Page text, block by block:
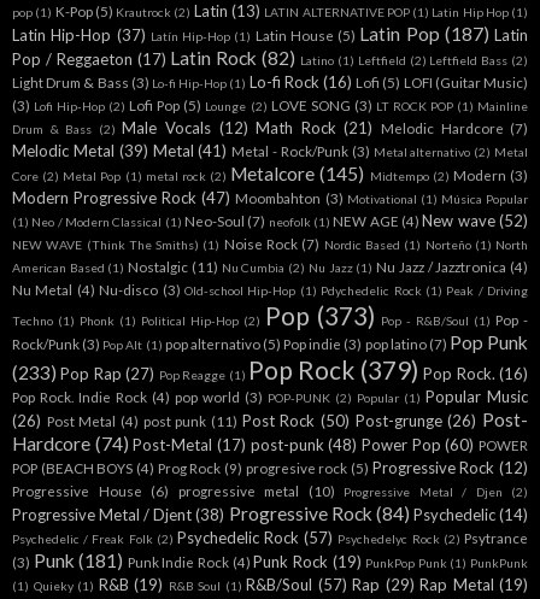
pop (1) K-Pop (5) Krautrock (2) Latin (13) LATIN ALTERNATIVE POP (1) Latin Hip Hop (1)
Latin Hip-Hop (37) Latín Hip-Hop (1) Latin House (5) Latin Pop (187) Latin
Pop / Reggaeton (17) Latin Rock (82) Latino (1) Leftfield (2) Leftfield Bass (2)
Light Drum & Bass (3) Lo-fi Hip-Hop (1) Lo-fi Rock (16) Lofi (5) LOFI (Guitar Music)
(3) Lofi Hip-Hop (2) Lofi Pop (5) Lounge (2) LOVE SONG (3) LT ROCK POP (1) Mainline
Drum & Bass (2) Male Vocals (12) Math Rock (21) Melodic Hardcore (7)
Melodic Metal (39) Metal (41) Metal - Rock/Punk (3) Metal alternativo (2) Metal
Core (2) Metal Pop (1) metal rock (2) Metalcore (145) Midtempo (2) Modern (3)
Modern Progressive Rock (47) Moombahton (3) Motivational (1) Música Popular
(1) Neo / Modern Classical (1) Neo-Soul (7) neofolk (1) NEW AGE (4) New wave (52)
NEW WAVE (Think The Smiths) (1) Noise Rock (7) Nordic Based (1) Norteño (1) North
American Based (1) Nostalgic (11) Nu Cumbia (2) Nu Jazz (1) Nu Jazz / Jazztronica (4)
Nu Metal (4) Nu-disco (3) Old-school Hip-Hop (1) Pdychedelic Rock (1) Peak / Driving
Techno (1) Phonk (1) Political Hip-Hop (2) Pop (373) Pop - R&B/Soul (1) Pop -
Rock/Punk (3) Pop Alt (1) pop alternativo (5) Pop indie (3) pop latino (7) Pop Punk
(233) Pop Rap (27) Pop Reagge (1) Pop Rock (379) Pop Rock. (16)
Pop Rock. Indie Rock (4) pop world (3) POP-PUNK (2) Popular (1) Popular Music
(26) Post Metal (4) post punk (11) Post Rock (50) Post-grunge (26) Post-
Hardcore (74) Post-Metal (17) post-punk (48) Power Pop (60) POWER
POP (BEACH BOYS (4) Prog Rock (9) progresive rock (5) Progressive Rock (12)
Progressive House (6) progressive metal (10) Progressive Metal / Djen (2)
Progressive Metal / Djent (38) Progressive Rock (84) Psychedelic(14)
Psychedelic / Freak Folk (2) Psychedelic Rock (57) Psychedelyc Rock (2) Psytrance
(3) Punk (181) Punk Indie Rock (4) Punk Rock (19) PunkPop Punk (1) PunkPunk
(1) Quieky (1) R&B (19) R&B Soul (1) R&B/Soul (57) Rap (29) Rap Metal (19)